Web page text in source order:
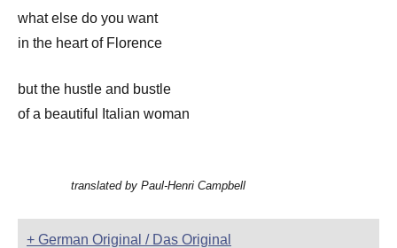
what else do you want
in the heart of Florence
but the hustle and bustle
of a beautiful Italian woman
translated by Paul-Henri Campbell
+ German Original / Das Original